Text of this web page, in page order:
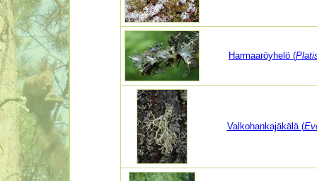
Harmaaröyhelö (
Valkohankajäkälä (